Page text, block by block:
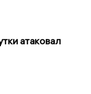
атаковал